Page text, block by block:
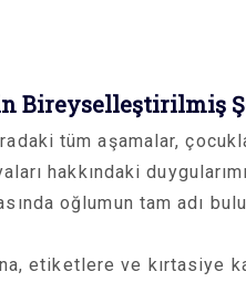
Bireyselleştirilmiş
tüm aşamalar,
hakkındaki
oğlumun tam adı
etiketlere ve